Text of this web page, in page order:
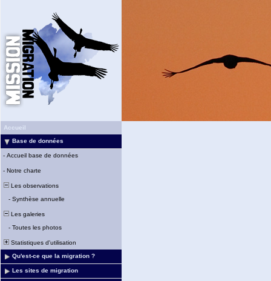
Accueil
Base de données
- Accueil base de données
- Notre charte
Les observations
- Synthèse annuelle
Les galeries
- Toutes les photos
Statistiques d'utilisation
Qu'est-ce que la migration ?
Les sites de migration